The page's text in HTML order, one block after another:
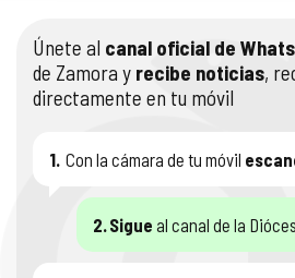
Únete al canal oficial de
de Zamora y recibe noticias,
directamente en tu móvil
1. Con la cámara de tu móvil
2.Sigue al canal de la